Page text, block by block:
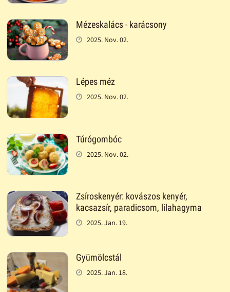
Mézeskalács - karácsony
2025. Nov. 02.
Lépes méz
2025. Nov. 02.
Túrógombóc
2025. Nov. 02.
Zsíroskenyér: kovászos kenyér,
kacsazsír, paradicsom, lilahagyma
2025. Jan. 19.
Gyümölcstál
2025. Jan. 18.